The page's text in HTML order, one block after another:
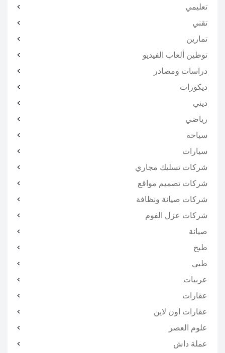
تعليمي
تقني
تمارين
توطين ألعاب الفيديو
دراسات ومصادر
ديكورات
ديني
رياضي
سياحه
سيارات
شركات تسليك مجاري
شركات تصميم مواقع
شركات صيانة ونظافة
شركات عزل الفوم
صيانة
طبخ
طبي
عربيات
عقارات
عقارات اون لاين
علوم العصر
عملة داش